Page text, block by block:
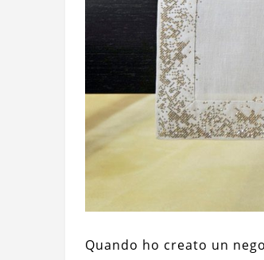
Quando ho creato un